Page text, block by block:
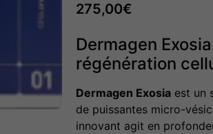
275,00€
Dermagen
régénération
Dermagen Exosia est un
de puissantes micro-
innovant agit en